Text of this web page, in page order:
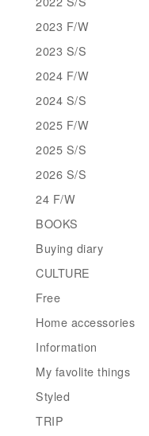
2023 F/W
2023 S/S
2024 F/W
2024 S/S
2025 F/W
2025 S/S
2026 S/S
24 F/W
BOOKS
Buying diary
CULTURE
Free
Home accessories
Information
My favolite things
Styled
TRIP